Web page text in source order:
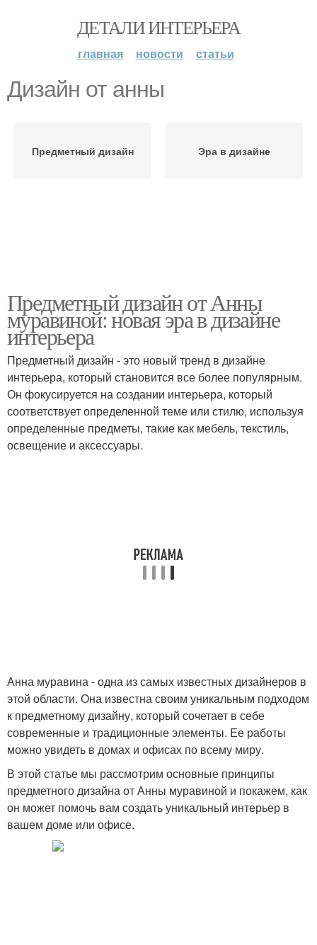
ДЕТАЛИ ИНТЕРЬЕРА
главная новости статьи
Дизайн от анны
Предметный дизайн Эра в дизайне
Предметный дизайн от Анны
муравиной: новая эра в дизайне
интерьера
Предметный дизайн - это новый тренд в дизайне
интерьера, который становится все более популярным.
Он фокусируется на создании интерьера, который
соответствует определенной теме или стилю, используя
определенные предметы, такие как мебель, текстиль,
освещение и аксессуары.
Анна муравина - одна из самых известных дизайнеров в
этой области. Она известна своим уникальным подходом
к предметному дизайну, который сочетает в себе
современные и традиционные элементы. Ее работы
можно увидеть в домах и офисах по всему миру.
В этой статье мы рассмотрим основные принципы
предметного дизайна от Анны муравиной и покажем, как
он может помочь вам создать уникальный интерьер в
вашем доме или офисе.